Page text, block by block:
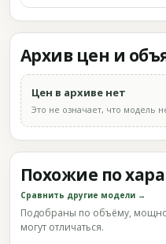
Архив цен и
Цен в архиве нет
Это не означает, что модель
Похожие по
Сравнить другие модели →
Подобраны по объёму,
могут отличаться.